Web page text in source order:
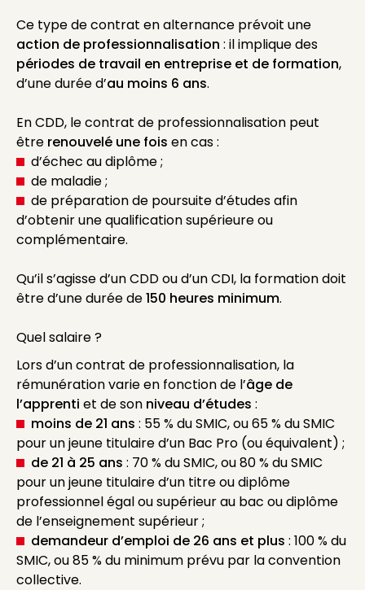
Ce type de contrat en alternance prévoit une
action de professionnalisation : il implique des
périodes de travail en entreprise et de formation,
d’une durée d’au moins 6 ans.
En CDD, le contrat de professionnalisation peut
être renouvelé une fois en cas :
d’échec au diplôme ;
de maladie ;
de préparation de poursuite d’études afin
d’obtenir une qualification supérieure ou
complémentaire.
Qu’il s’agisse d’un CDD ou d’un CDI, la formation doit
être d’une durée de150 heures minimum.
Quel salaire ?
Lors d’un contrat de professionnalisation, la
rémunération varie en fonction de l’âge de
l’apprenti et de son niveau d’études :
moins de 21 ans : 55 % du SMIC, ou 65 % du SMIC
pour un jeune titulaire d’un Bac Pro (ou équivalent) ;
de 21 à 25 ans : 70 % du SMIC, ou 80 % du SMIC
pour un jeune titulaire d’un titre ou diplôme
professionnel égal ou supérieur au bac ou diplôme
de l’enseignement supérieur ;
demandeur d’emploi de 26 ans et plus : 100 % du
SMIC, ou 85 % du minimum prévu par la convention
collective.